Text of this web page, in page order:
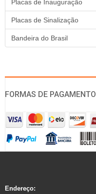
Placas de Inauguração
Placas de Sinalização
Bandeira do Brasil
FORMAS DE PAGAMENTO
Endereço: